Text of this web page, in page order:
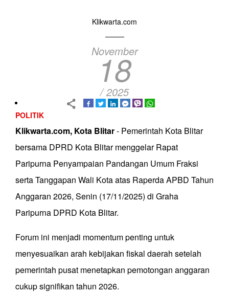
Klikwarta.com
November
18
/ 2025
POLITIK
Klikwarta.com, Kota Blitar- Pemerintah Kota Blitar
bersama DPRD Kota Blitar menggelar Rapat
Paripurna Penyampaian Pandangan Umum Fraksi
serta Tanggapan Wali Kota atas Raperda APBD Tahun
Anggaran 2026, Senin (17/11/2025) di Graha
Paripurna DPRD Kota Blitar.
Forum ini menjadi momentum penting untuk
menyesuaikan arah kebijakan fiskal daerah setelah
pemerintah pusat menetapkan pemotongan anggaran
cukup signifikan tahun 2026.